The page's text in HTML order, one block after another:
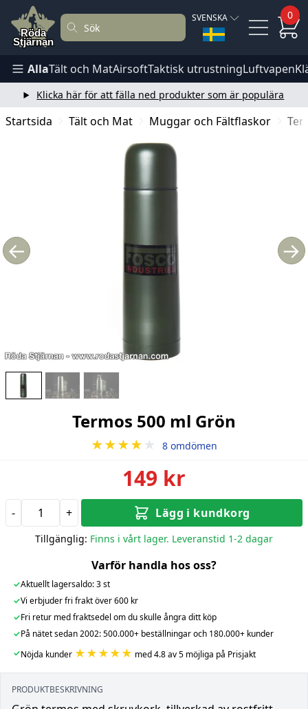
SVENSKA 0
AllaTält och MatAirsoftTaktisk utrustningLuftvapen
Klicka här för att fälla ned produkter som är populära
Startsida Tält och Mat Muggar och Fältflaskor
← →
Termos 500 ml Grön
★★★★ ★ 8 omdömen
149 kr
- + Lägg i kundkorg
Tillgänglig: Finns i vårt lager. Leveranstid 1-2 dagar
Varför handla hos oss?
✓Aktuellt lagersaldo: 3 st
✓Vi erbjuder fri frakt över 600 kr
✓Fri retur med fraktsedel om du skulle ångra ditt köp
✓På nätet sedan 2002: 500.000+ beställningar och 180.000+ kunder
✓Nöjda kunder ★★★★★ med 4.8 av 5 möjliga på Prisjakt
PRODUKTBESKRIVNING